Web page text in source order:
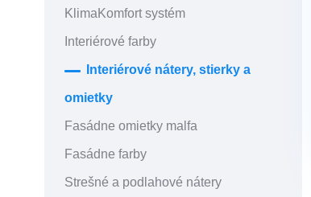
KlimaKomfort systém
Interiérové farby
Interiérové nátery, stierky a
omietky
Fasádne omietky malfa
Fasádne farby
Strešné a podlahové nátery